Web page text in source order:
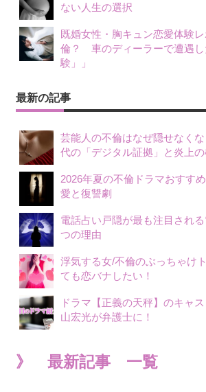
ない人生の選択
既婚女性・胸キュン恋愛体験
倫？ 車のディーラーで遭遇し
験」」
最新の記事
芸能人の不倫はなぜ隠せなく
代の「デジタル証拠」と炎上
2026年夏の不倫ドラマおすす
愛と復讐劇
電話占い戸隠が最も注目され
つの理由
浮気する女/不倫のぶっちゃけ
ても恋バナしたい！
ドラマ【正義の天秤】のキャ
山宏光が弁護士に！
》 最新記事 一覧